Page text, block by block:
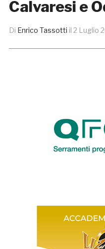
Calvaresi e
Di Enrico Tassotti il 2 Luglio